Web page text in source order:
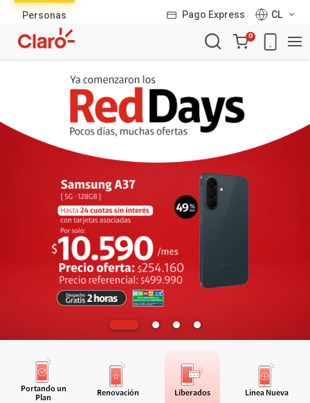
Personas Pago Express
CL
Carro
de
0
Portando un
Plan
Renovación Liberados Línea Nueva
productos